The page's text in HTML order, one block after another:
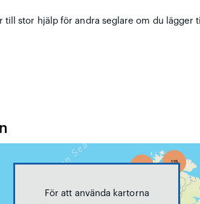
till stor hjälp för andra seglare om du
För att använda kartorna